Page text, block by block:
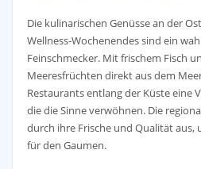
Die kulinarischen Genüsse an der
Wellness-Wochenendes sind ein
Feinschmecker. Mit frischem Fisch
Meeresfrüchten direkt aus dem
Restaurants entlang der Küste eine
die die Sinne verwöhnen. Die
durch ihre Frische und Qualität aus,
für den Gaumen.